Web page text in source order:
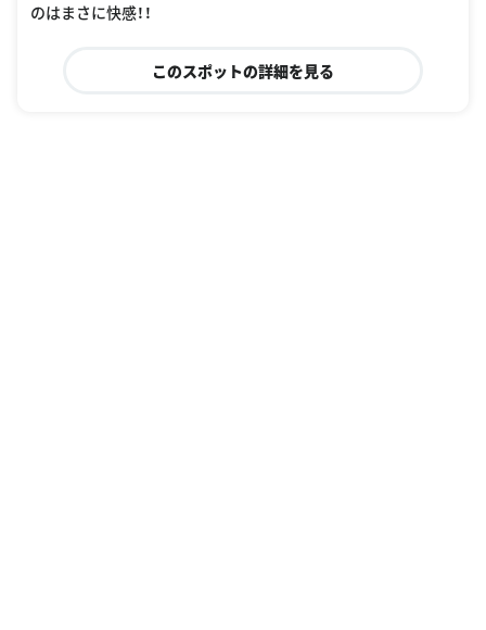
のはまさに快感！！
このスポットの詳細を見る